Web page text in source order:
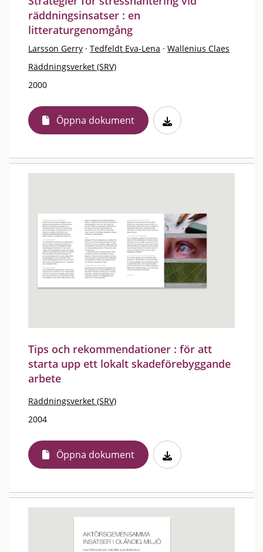
räddningsinsatser : en
litteraturgenomgång
Larsson Gerry · Tedfeldt Eva-Lena · Wallenius Claes
Räddningsverket (SRV)
2000
Öppna dokument
Tips och rekommendationer : för att
starta upp ett lokalt skadeförebyggande
arbete
Räddningsverket (SRV)
2004
Öppna dokument